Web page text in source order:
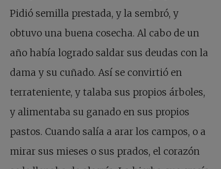
Pidió semilla prestada, y la sembró, y
obtuvo una buena cosecha. Al cabo de un
año había logrado saldar sus deudas con la
dama y su cuñado. Así se convirtió en
terrateniente, y talaba sus propios árboles,
y alimentaba su ganado en sus propios
pastos. Cuando salía a arar los campos, o a
mirar sus mieses o sus prados, el corazón